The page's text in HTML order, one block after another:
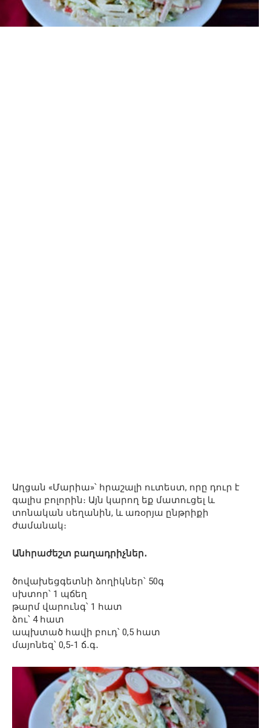
Աղցան «Մարիա»՝ հրաշալի ուտեստ, որը դուր է
գալիս բոլորին։ Այն կարող եք մատուցել և
տոնական սեղանին, և առօրյա ընթրիքի
ժամանակ։
Անհրաժեշտ բաղադրիչներ․
ծովախեցգետնի ձողիկներ՝ 50գ
սխտոր՝ 1 պճեղ
թարմ վարունգ՝ 1 հատ
ձու՝ 4 հատ
ապխտած հավի բուդ՝ 0,5 հատ
մայոնեզ՝ 0,5-1 ճ․գ․